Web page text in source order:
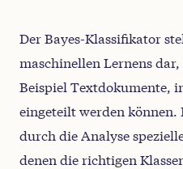
Der Bayes-Klassifikator
maschinellen Lernens
Beispiel Textdokumente,
eingeteilt werden
durch die Analyse
denen die richtigen